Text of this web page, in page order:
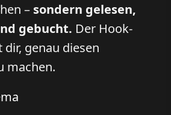
– sondern gelesen,
gebucht. Der Hook-
genau diesen
machen.